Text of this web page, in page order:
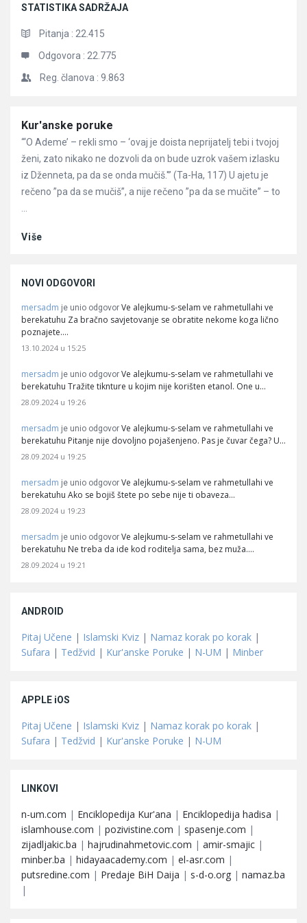
STATISTIKA SADRŽAJA
Pitanja : 22.415
Odgovora : 22.775
Reg. članova : 9.863
Članci
Kur'anske poruke
“‘O Ademe’ – rekli smo – ‘ovaj je doista neprijatelj tebi i tvojoj
ženi, zato nikako ne dozvoli da on bude uzrok vašem izlasku
iz Dženneta, pa da se onda mučiš.'” (Ta-Ha, 117) U ajetu je
rečeno ”pa da se mučiš”, a nije rečeno ”pa da se mučite” – to
Više
NOVI ODGOVORI
mersadm je unio odgovor Ve alejkumu-s-selam ve rahmetullahi ve
berekatuhu Za bračno savjetovanje se obratite nekome koga lično
poznajete.…
13.10.2024 u 15:25
mersadm je unio odgovor Ve alejkumu-s-selam ve rahmetullahi ve
berekatuhu Tražite tiknture u kojim nije korišten etanol. One u…
28.09.2024 u 19:26
mersadm je unio odgovor Ve alejkumu-s-selam ve rahmetullahi ve
berekatuhu Pitanje nije dovoljno pojašenjeno. Pas je čuvar čega? U…
28.09.2024 u 19:25
mersadm je unio odgovor Ve alejkumu-s-selam ve rahmetullahi ve
berekatuhu Ako se bojiš štete po sebe nije ti obaveza…
28.09.2024 u 19:23
mersadm je unio odgovor Ve alejkumu-s-selam ve rahmetullahi ve
berekatuhu Ne treba da ide kod roditelja sama, bez muža.…
28.09.2024 u 19:21
ANDROID
Pitaj Učene | Islamski Kviz | Namaz korak po korak |
Sufara | Tedžvid | Kur'anske Poruke | N-UM | Minber
APPLE iOS
Pitaj Učene | Islamski Kviz | Namaz korak po korak |
Sufara | Tedžvid | Kur'anske Poruke | N-UM
LINKOVI
n-um.com | Enciklopedija Kur'ana | Enciklopedija hadisa |
islamhouse.com | pozivistine.com | spasenje.com |
zijadljakic.ba | hajrudinahmetovic.com | amir-smajic |
minber.ba | hidayaacademy.com | el-asr.com |
putsredine.com | Predaje BiH Daija | s-d-o.org | namaz.ba
|